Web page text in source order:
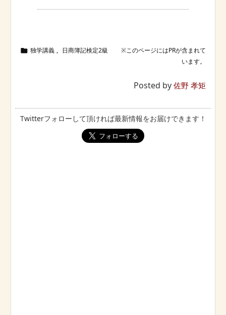
 独学講義 , 日商簿記検定2級
Posted by 佐野 孝矩
Twitterフォローして頂ければ最新情報をお届けできます！